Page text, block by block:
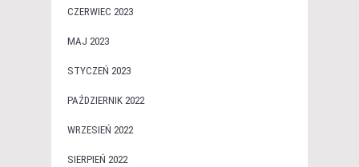
CZERWIEC 2023
MAJ 2023
STYCZEŃ 2023
PAŹDZIERNIK 2022
WRZESIEŃ 2022
SIERPIEŃ 2022